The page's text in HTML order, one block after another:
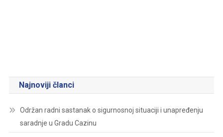
Najnoviji članci
Održan radni sastanak o sigurnosnoj situaciji i unapređenju
saradnje u Gradu Cazinu